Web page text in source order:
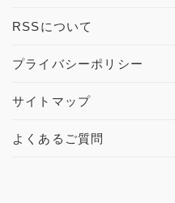
RSSについて
プライバシーポリシー
サイトマップ
よくあるご質問